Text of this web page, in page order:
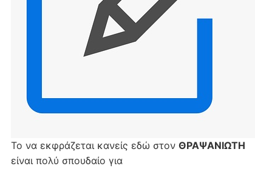
Το να εκφράζεται κανείς εδώ στον ΘΡΑΨΑΝΙΩΤΗ
είναι πολύ σπουδαίο για